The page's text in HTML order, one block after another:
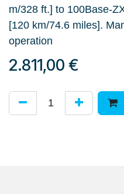
m/328 ft.] to 100Base-
[120 km/74.6 miles].
operation
2.811,00 €